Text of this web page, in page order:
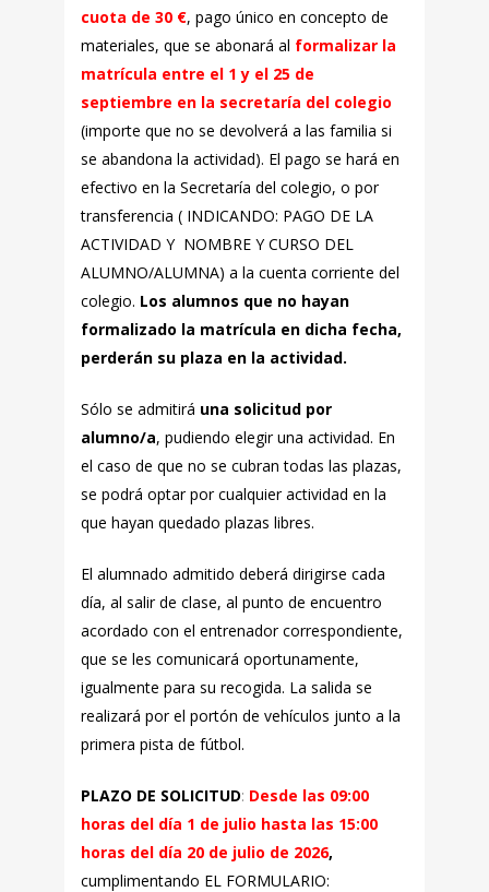
cuota de 30 €, pago único en concepto de
materiales, que se abonará al formalizar la
matrícula entre el 1 y el 25 de
septiembre en la secretaría del colegio
(importe que no se devolverá a las familia si
se abandona la actividad). El pago se hará en
efectivo en la Secretaría del colegio, o por
transferencia ( INDICANDO: PAGO DE LA
ACTIVIDAD Y NOMBRE Y CURSO DEL
ALUMNO/ALUMNA) a la cuenta corriente del
colegio. Los alumnos que no hayan
formalizado la matrícula en dicha fecha,
perderán su plaza en la actividad.
Sólo se admitirá una solicitud por
alumno/a, pudiendo elegir una actividad. En
el caso de que no se cubran todas las plazas,
se podrá optar por cualquier actividad en la
que hayan quedado plazas libres.
El alumnado admitido deberá dirigirse cada
día, al salir de clase, al punto de encuentro
acordado con el entrenador correspondiente,
que se les comunicará oportunamente,
igualmente para su recogida. La salida se
realizará por el portón de vehículos junto a la
primera pista de fútbol.
PLAZO DE SOLICITUD: Desde las 09:00
horas del día 1 de julio hasta las 15:00
horas del día 20 de julio de 2026,
cumplimentando EL FORMULARIO: